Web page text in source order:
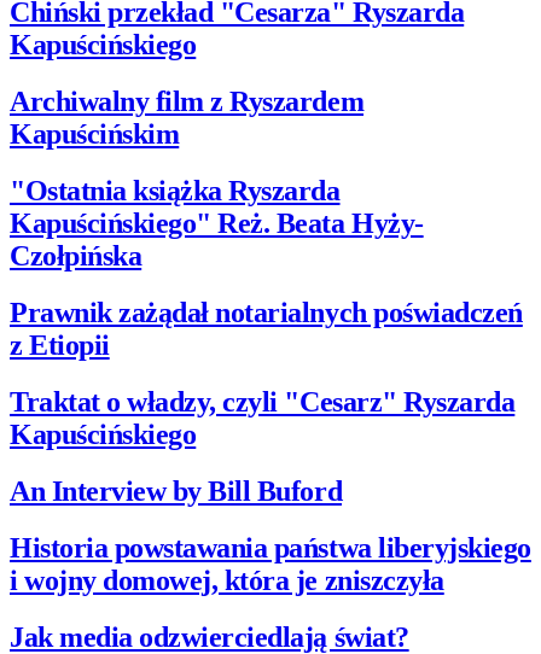
Chiński przekład "Cesarza" Ryszarda
Kapuścińskiego
Archiwalny film z Ryszardem
Kapuścińskim
"Ostatnia książka Ryszarda
Kapuścińskiego" Reż. Beata Hyży-
Czołpińska
Prawnik zażądał notarialnych poświadczeń
z Etiopii
Traktat o władzy, czyli "Cesarz" Ryszarda
Kapuścińskiego
An Interview by Bill Buford
Historia powstawania państwa liberyjskiego
i wojny domowej, która je zniszczyła
Jak media odzwierciedlają świat?